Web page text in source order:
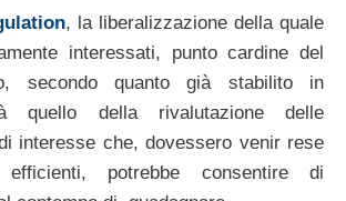
, la liberalizzazione della quale
interessati, punto cardine del
secondo quanto già stabilito in
quello della rivalutazione delle
interesse che, dovessero venir rese
efficienti, potrebbe consentire di